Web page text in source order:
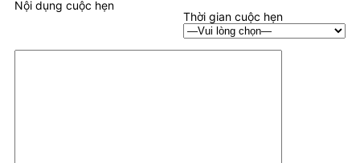
Thời gian cuộc hẹn
Nội dụng cuộc hẹn